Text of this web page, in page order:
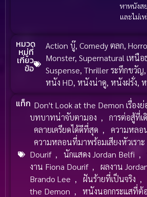
หาหนังส
และไม่เ
หมวด
หมู่ที่
เกี่ยว
ข้อ
Action บู๊,Comedy ตลก,
Monster,Supernatural เหนือ
Suspense,Thriller ระทึกขวัญ
หนัง HD,หนังน่าดู,หนังฝรั่ง,
แท็ก Don't Look at the Demon เรื่องย่
บทบาทน่าจับตามอง , การต่อสู้ที่
คลายเครียดได้ดีที่สุด , ความหล
ความหลอนที่มาพร้อมเสียงหัวเราะ
Dourif , นักแสดง Jordan Belfi ,
งาน Fiona Dourif , ผลงาน
Brando Lee , ฝันร้ายที่เป็นจริง ,
the Demon , หนังนอกกระแสที่ต้